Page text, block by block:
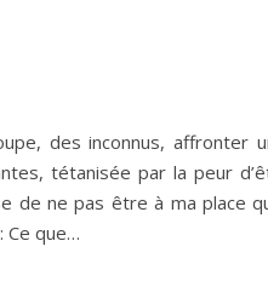
des inconnus, affronter
tétanisée par la peur
de ne pas être à ma place
Ce que…